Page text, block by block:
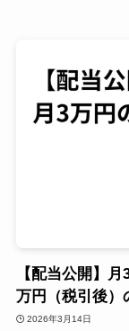
【配当公開】
万円（税引後）
2026年3月14日